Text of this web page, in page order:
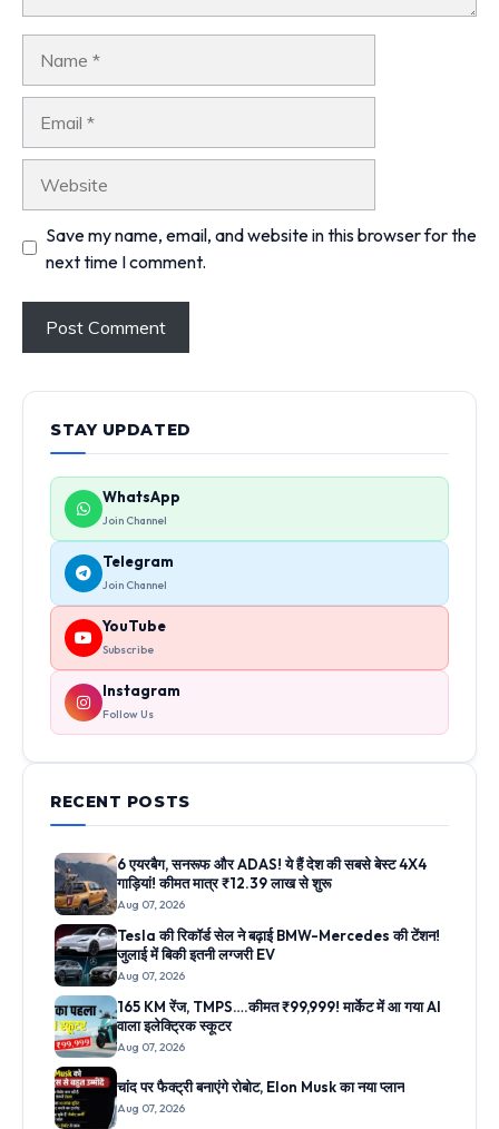
Save my name, email, and website in this browser for the
next time I comment.
STAY UPDATED
WhatsApp
Join Channel
Telegram
Join Channel
YouTube
Subscribe
Instagram
Follow Us
RECENT POSTS
6 एयरबैग, सनरूफ और ADAS! ये हैं देश की सबसे बेस्ट 4X4
गाड़ियां! कीमत मात्र ₹12.39 लाख से शुरू
Aug 07, 2026
Tesla की रिकॉर्ड सेल ने बढ़ाई BMW-Mercedes की टेंशन!
जुलाई में बिकी इतनी लग्जरी EV
Aug 07, 2026
165 KM रेंज, TMPS….कीमत ₹99,999! मार्केट में आ गया AI
वाला इलेक्ट्रिक स्कूटर
Aug 07, 2026
चांद पर फैक्ट्री बनाएंगे रोबोट, Elon Musk का नया प्लान
Aug 07, 2026